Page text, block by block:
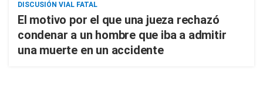
DISCUSIÓN VIAL FATAL
El motivo por el que una jueza rechazó
condenar a un hombre que iba a admitir
una muerte en un accidente